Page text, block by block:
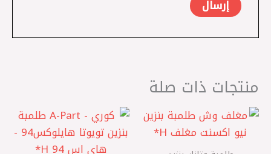
منتجات ذات صلة